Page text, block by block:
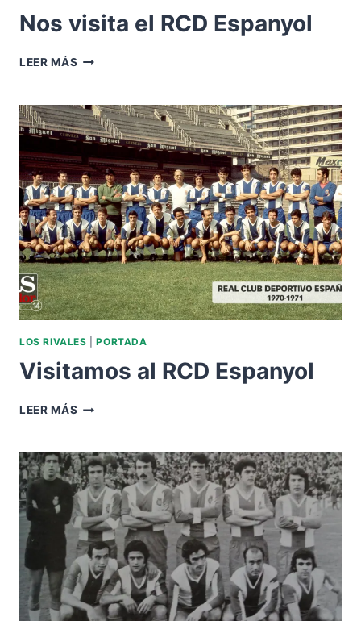
Nos visita el RCD Espanyol
LEER MÁS NOS
RCD
ESPANYOL
LOS RIVALES |PORTADA
Visitamos al RCD Espanyol
LEER MÁS VISITAMOS
ESPANYOL